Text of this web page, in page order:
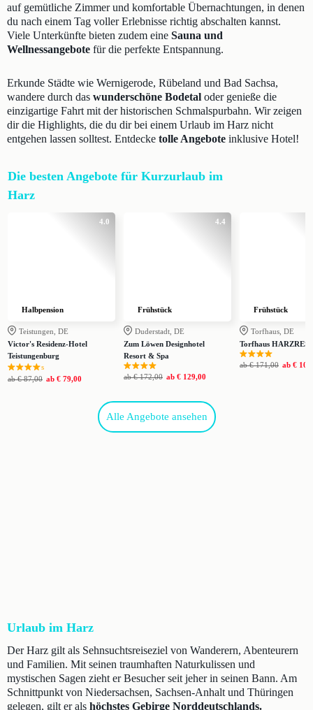
auf gemütliche Zimmer und komfortable Übernachtungen, in denen
du nach einem Tag voller Erlebnisse richtig abschalten kannst.
Viele Unterkünfte bieten zudem eine Sauna und
Wellnessangebote für die perfekte Entspannung.
Erkunde Städte wie Wernigerode, Rübeland und Bad Sachsa,
wandere durch das wunderschöne Bodetal oder genieße die
einzigartige Fahrt mit der historischen Schmalspurbahn. Wir zeigen
dir die Highlights, die du dir bei einem Urlaub im Harz nicht
entgehen lassen solltest. Entdecke tolle Angebote inklusive Hotel!
Die besten Angebote für Kurzurlaub im
Harz
4.0
Halbpension
Teistungen, DE
Victor's Residenz-Hotel
Teistungenburg
s
ab € 87,00 ab € 79,00
4.4
Frühstück
Duderstadt, DE
Zum Löwen Designhotel
Resort & Spa
ab € 172,00 ab € 129,00
Frühstück
Torfhaus, DE
Torfhaus
ab € 171,00 ab €
Alle Angebote ansehen
Urlaub im Harz
Der Harz gilt als Sehnsuchtsreiseziel von Wanderern, Abenteurern
und Familien. Mit seinen traumhaften Naturkulissen und
mystischen Sagen zieht er Besucher seit jeher in seinen Bann. Am
Schnittpunkt von Niedersachsen, Sachsen-Anhalt und Thüringen
gelegen, gilt er als höchstes Gebirge Norddeutschlands.